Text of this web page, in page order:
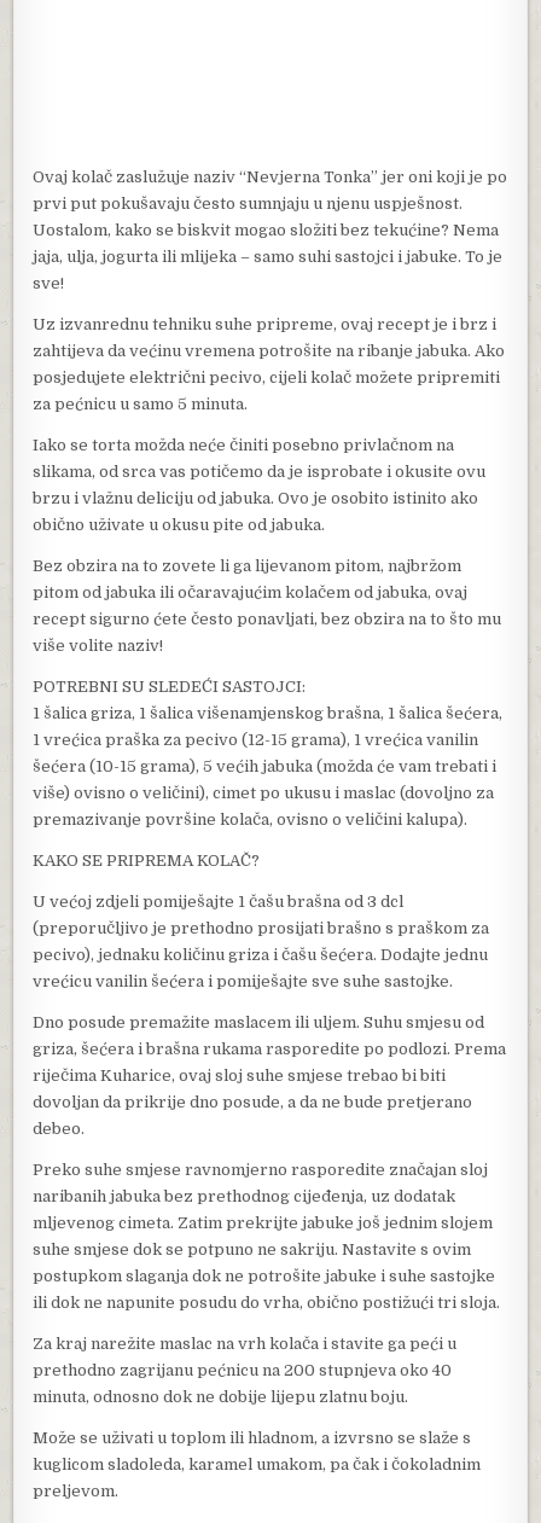
Ovaj kolač zaslužuje naziv “Nevjerna Tonka” jer oni koji je po
prvi put pokušavaju često sumnjaju u njenu uspješnost.
Uostalom, kako se biskvit mogao složiti bez tekućine? Nema
jaja, ulja, jogurta ili mlijeka – samo suhi sastojci i jabuke. To je
sve!
Uz izvanrednu tehniku ​​suhe pripreme, ovaj recept je i brz i
zahtijeva da većinu vremena potrošite na ribanje jabuka. Ako
posjedujete električni pecivo, cijeli kolač možete pripremiti
za pećnicu u samo 5 minuta.
Iako se torta možda neće činiti posebno privlačnom na
slikama, od srca vas potičemo da je isprobate i okusite ovu
brzu i vlažnu deliciju od jabuka. Ovo je osobito istinito ako
obično uživate u okusu pite od jabuka.
Bez obzira na to zovete li ga lijevanom pitom, najbržom
pitom od jabuka ili očaravajućim kolačem od jabuka, ovaj
recept sigurno ćete često ponavljati, bez obzira na to što mu
više volite naziv!
POTREBNI SU SLEDEĆI SASTOJCI:
1 šalica griza, 1 šalica višenamjenskog brašna, 1 šalica šećera,
1 vrećica praška za pecivo (12-15 grama), 1 vrećica vanilin
šećera (10-15 grama), 5 većih jabuka (možda će vam trebati i
više) ovisno o veličini), cimet po ukusu i maslac (dovoljno za
premazivanje površine kolača, ovisno o veličini kalupa).
KAKO SE PRIPREMA KOLAČ?
U većoj zdjeli pomiješajte 1 čašu brašna od 3 dcl
(preporučljivo je prethodno prosijati brašno s praškom za
pecivo), jednaku količinu griza i čašu šećera. Dodajte jednu
vrećicu vanilin šećera i pomiješajte sve suhe sastojke.
Dno posude premažite maslacem ili uljem. Suhu smjesu od
griza, šećera i brašna rukama rasporedite po podlozi. Prema
riječima Kuharice, ovaj sloj suhe smjese trebao bi biti
dovoljan da prikrije dno posude, a da ne bude pretjerano
debeo.
Preko suhe smjese ravnomjerno rasporedite značajan sloj
naribanih jabuka bez prethodnog cijeđenja, uz dodatak
mljevenog cimeta. Zatim prekrijte jabuke još jednim slojem
suhe smjese dok se potpuno ne sakriju. Nastavite s ovim
postupkom slaganja dok ne potrošite jabuke i suhe sastojke
ili dok ne napunite posudu do vrha, obično postižući tri sloja.
Za kraj narežite maslac na vrh kolača i stavite ga peći u
prethodno zagrijanu pećnicu na 200 stupnjeva oko 40
minuta, odnosno dok ne dobije lijepu zlatnu boju.
Može se uživati ​​u toplom ili hladnom, a izvrsno se slaže s
kuglicom sladoleda, karamel umakom, pa čak i čokoladnim
preljevom.